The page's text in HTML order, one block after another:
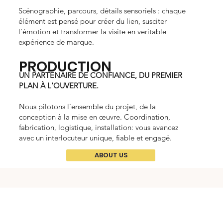
UN PARTENAIRE DE CONFIANCE, DU PREMIER
PLAN À L'OUVERTURE.
Nous pilotons l'ensemble du projet, de la
conception à la mise en œuvre. Coordination,
fabrication, logistique, installation: vous avancez
avec un interlocuteur unique, fiable et engagé.
PRODUCTION
Scénographie, parcours, détails sensoriels : chaque
élément est pensé pour créer du lien, susciter
l'émotion et transformer la visite en veritable
expérience de marque.
ABOUT US